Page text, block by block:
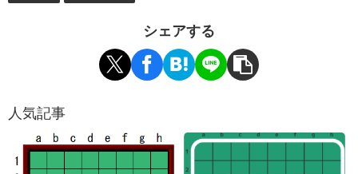
シェアする
人気記事